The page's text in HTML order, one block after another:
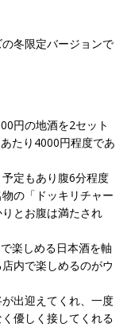
冬限定バージョンで
円の地酒を2セット
たり4000円程度であ
定もあり腹6分程度
の「ドッキリチャー
とお腹は満たされ
楽しめる日本酒を軸
内で楽しめるのがウ
出迎えてくれ、一度
優しく接してくれる